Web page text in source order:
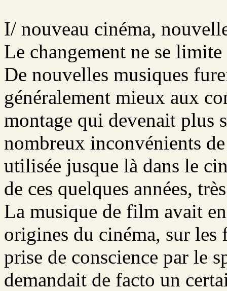
I/ nouveau cinéma,
Le changement ne se
De nouvelles musiques
généralement mieux aux
montage qui devenait plus
nombreux inconvénients
utilisée jusque là dans le
de ces quelques années,
La musique de film avait
origines du cinéma, sur les
prise de conscience par le
demandait de facto un